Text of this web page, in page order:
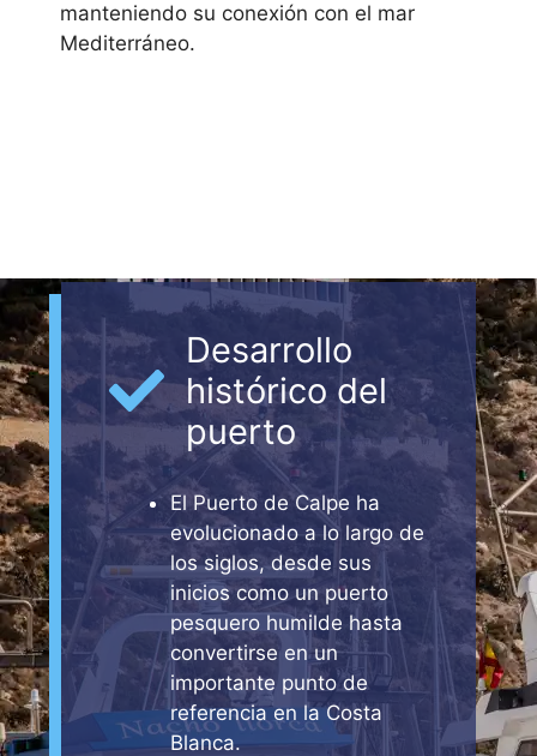
manteniendo su conexión con el mar
Mediterráneo.
Desarrollo
histórico del
puerto
El Puerto de Calpe ha
evolucionado a lo largo de
los siglos, desde sus
inicios como un puerto
pesquero humilde hasta
convertirse en un
importante punto de
referencia en la Costa
Blanca.